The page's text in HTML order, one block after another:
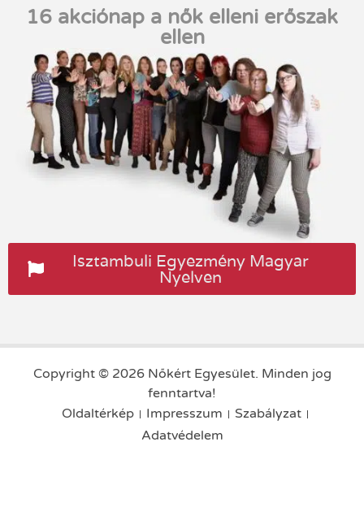
16 akciónap a nők elleni erőszak
ellen
Isztambuli Egyezmény Magyar
Nyelven
Copyright © 2026 Nőkért Egyesület. Minden jog
fenntartva!
Oldaltérkép
Impresszum
Szabályzat
Adatvédelem